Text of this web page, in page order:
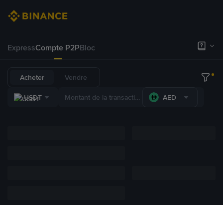
ExpressCompte P2PBloc
Acheter Vendre
USDT AED